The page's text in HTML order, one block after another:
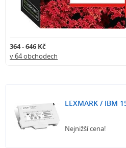
364 - 646 Kč
v 64 obchodech
LEXMARK / IBM
Nejnižší cena!